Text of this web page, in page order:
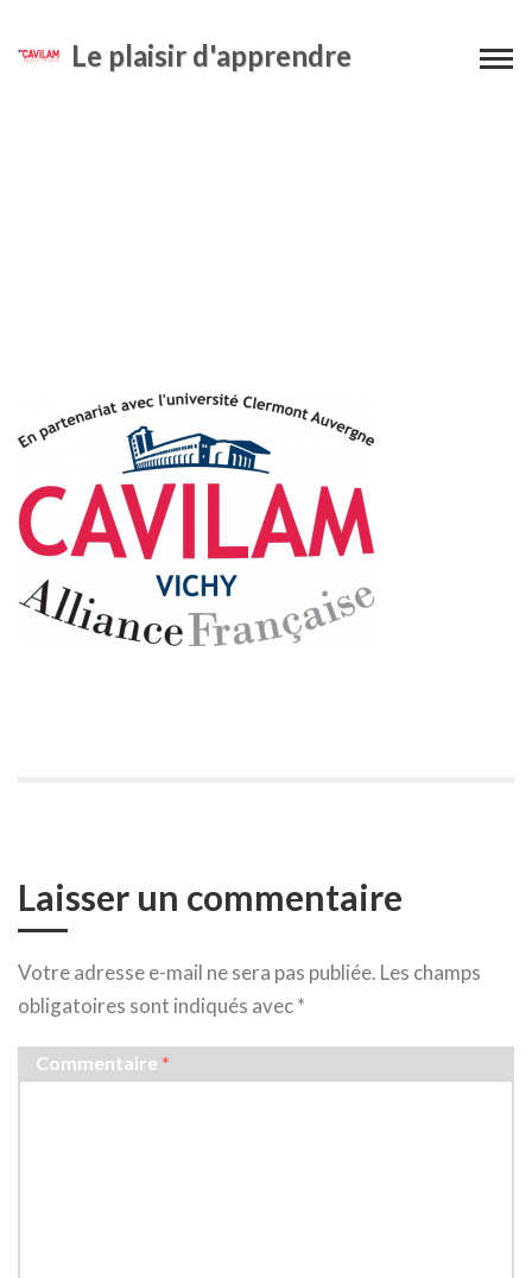
Le plaisir d'apprendre
Laisser un commentaire
Votre adresse e-mail ne sera pas publiée. Les champs
obligatoires sont indiqués avec*
Commentaire *